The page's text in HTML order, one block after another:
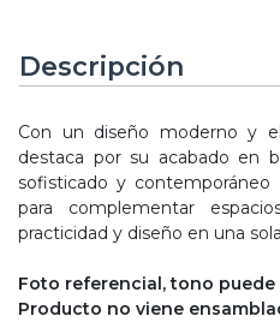
Descripción
Con un diseño moderno y
destaca por su acabado en
sofisticado y contemporáneo
para complementar
practicidad y diseño en una
Foto referencial, tono puede
Producto no viene